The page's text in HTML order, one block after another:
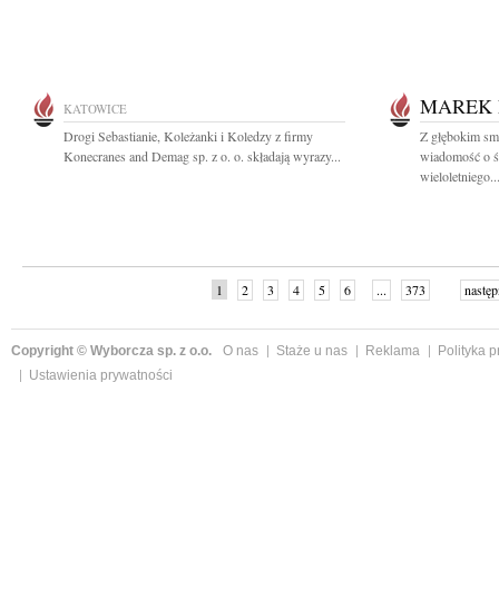
KATOWICE
Drogi Sebastianie, Koleżanki i Koledzy z firmy
Konecranes and Demag sp. z o. o. składają wyrazy...
MAREK
Z głębokim
wiadomość o
wieloletniego...
1 2 3 4 5 6 ... 373
Copyright © Wyborcza sp. z o.o. O nas Staże u nas Reklama
Polityka
Ustawienia prywatności